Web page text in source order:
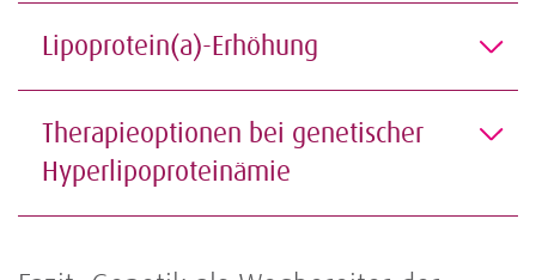
Lipoprotein(a)-Erhöhung
Therapieoptionen bei genetischer
Hyperlipoproteinämie